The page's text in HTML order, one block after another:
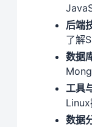
后端
了解
数据
工具
数据